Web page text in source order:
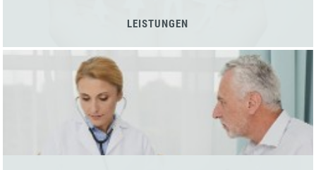
LEISTUNGEN